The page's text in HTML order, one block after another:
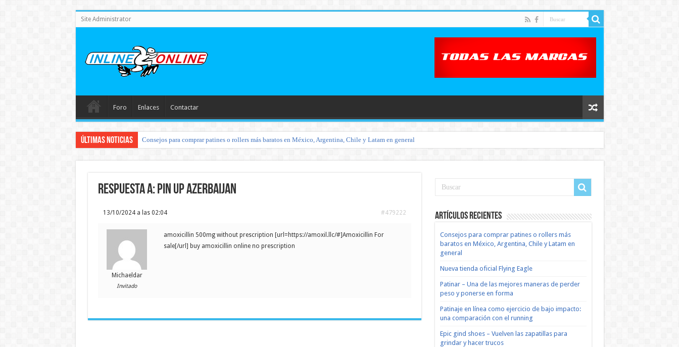
Site Administrator
Foro Enlaces Contactar
Últimas noticias Consejos para comprar patines o rollers más baratos en México, Argentina, Chile y Latam en general
Respuesta a: pin up azerbaijan
13/10/2024 a las 02:04 #479222
Michaeldar
Invitado
amoxicillin 500mg without prescription [url=https://amoxil.llc/#]Amoxicillin For
sale[/url] buy amoxicillin online no prescription
Artículos recientes
Consejos para comprar patines o rollers más
baratos en México, Argentina, Chile y Latam en
general
Nueva tienda oficial Flying Eagle
Patinar – Una de las mejores maneras de perder
peso y ponerse en forma
Patinaje en línea como ejercicio de bajo impacto:
una comparación con el running
Epic gind shoes – Vuelven las zapatillas para
grindar y hacer trucos